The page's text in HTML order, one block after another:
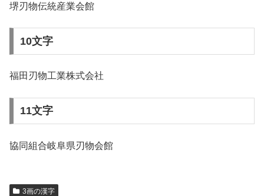
堺刃物伝統産業会館
10文字
福田刃物工業株式会社
11文字
協同組合岐阜県刃物会館
3画の漢字